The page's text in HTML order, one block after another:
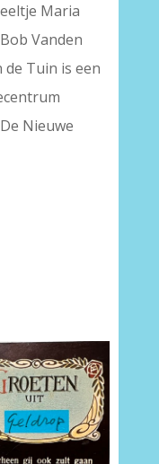
Maria
Vanden
Tuin is een
Nieuwe